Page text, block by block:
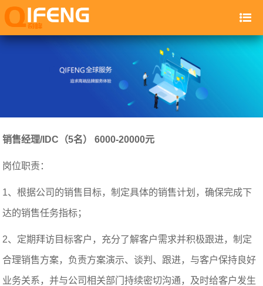
销售经理/IDC（5名） 6000-20000元
岗位职责：
1、根据公司的销售目标，制定具体的销售计划，确保完成下
达的销售任务指标；
2、定期拜访目标客户，充分了解客户需求并积极跟进，制定
合理销售方案，负责方案演示、谈判、跟进，与客户保持良好
业务关系，并与公司相关部门持续密切沟通，及时给客户发生